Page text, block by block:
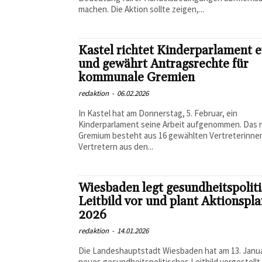
machen. Die Aktion sollte zeigen,...
Kastel richtet Kinderparlament
und gewährt Antragsrechte für
kommunale Gremien
redaktion - 06.02.2026
In Kastel hat am Donnerstag, 5. Februar, ein
Kinderparlament seine Arbeit aufgenommen. Das
Gremium besteht aus 16 gewählten
Vertretern aus den...
Wiesbaden legt
Leitbild vor und plant
2026
redaktion - 14.01.2026
Die Landeshauptstadt Wiesbaden hat am 13.